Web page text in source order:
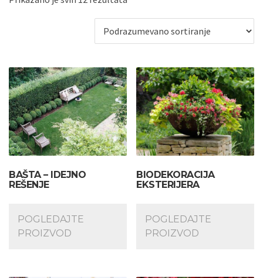
BAŠTA – IDEJNO
REŠENJE
POGLEDAJTE
PROIZVOD
BIODEKORACIJA
EKSTERIJERA
POGLEDAJTE
PROIZVOD